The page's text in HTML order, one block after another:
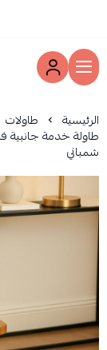
الرئيسية طاولات
طاولة خدمة جانبية
شمباني